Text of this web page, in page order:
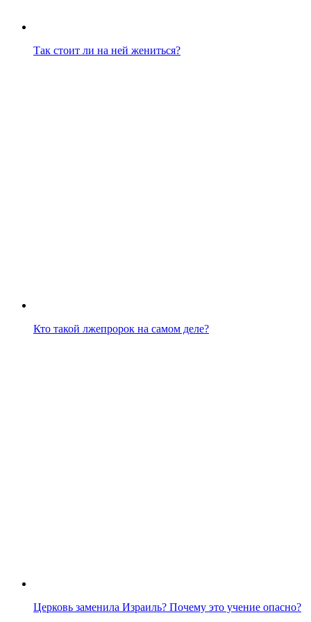
Так стоит ли на ней жениться?
Кто такой лжепророк на самом деле?
Церковь заменила Израиль? Почему это учение опасно?